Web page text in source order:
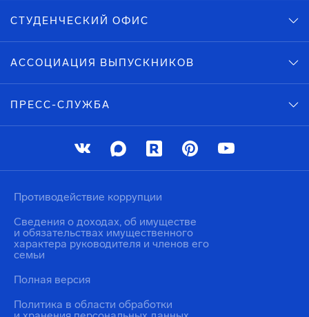
СТУДЕНЧЕСКИЙ ОФИС
АССОЦИАЦИЯ ВЫПУСКНИКОВ
ПРЕСС-СЛУЖБА
Политика в области обработки
Противодействие коррупции
Сведения о доходах, об имуществе
и обязательствах имущественного
характера руководителя и членов его
семьи
Полная версия